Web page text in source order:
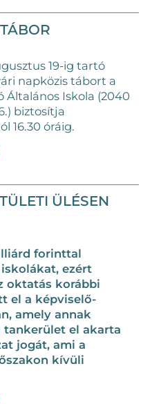
19-ig tartó
napközis tábort a
Iskola (2040
biztosítja
16.30 óráig.
ÜLÉSEN
forinttal
ezért
oktatás korábbi
el a képviselő-
amely annak
tankerület el akarta
jogát, ami a
kívüli